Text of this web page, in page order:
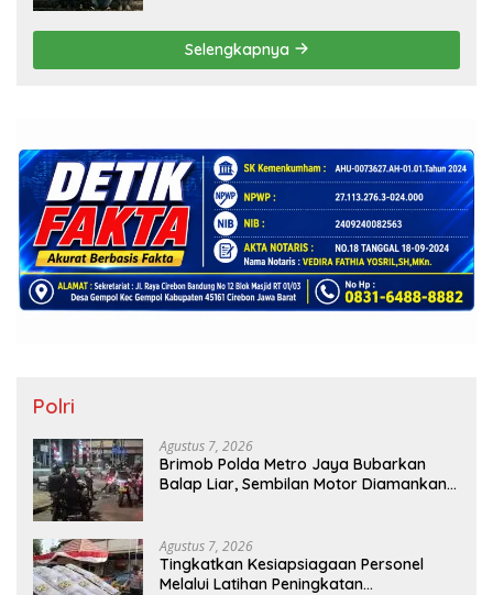
Selengkapnya
Polri
Agustus 7, 2026
Brimob Polda Metro Jaya Bubarkan
Balap Liar, Sembilan Motor Diamankan
Agustus 7, 2026
Tingkatkan Kesiapsiagaan Personel
Melalui Latihan Peningkatan